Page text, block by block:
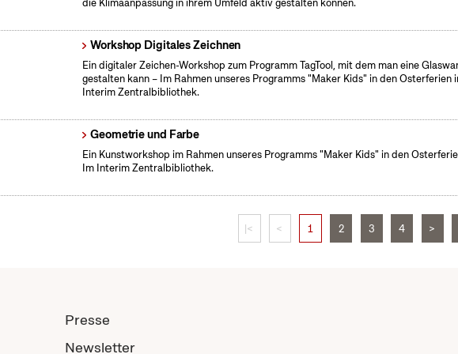
die Klimaanpassung in ihrem Umfeld aktiv gestalten können.
Workshop Digitales Zeichnen
Ein digitaler Zeichen-Workshop zum Programm TagTool, mit dem man eine
gestalten kann – Im Rahmen unseres Programms "Maker Kids" in den Osterferien
Interim Zentralbibliothek.
Geometrie und Farbe
Ein Kunstworkshop im Rahmen unseres Programms "Maker Kids" in den
Im Interim Zentralbibliothek.
|< < 1 2 3 4 >
Presse
Newsletter